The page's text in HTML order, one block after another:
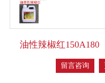
油性辣椒红150A180
留言咨询